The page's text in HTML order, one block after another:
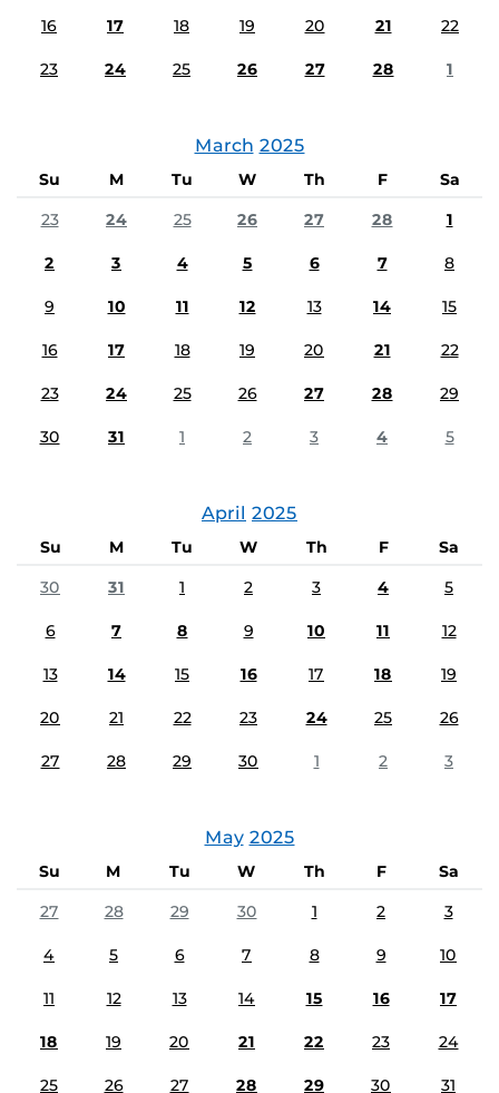
16 17 18 19 20 21 22
23 24 25 26 27 28 1
March 2025
Su M Tu W Th F
Sa
23
24 25 26 27 28 1
2 3 4 5 6 7 8
9 10 11 12 13 14 15
16 17 18 19 20 21 22
23 24 25 26 27 28 29
30 31 1 2 3 4 5
April 2025
Su M Tu W Th F
Sa
30
31 1 2 3 4 5
6 7 8 9 10 11 12
13 14 15 16 17 18 19
20 21 22 23 24 25 26
27 28 29 30 1 2 3
May 2025
Su M Tu W Th F
Sa
27
28 29 30 1 2 3
4 5 6 7 8 9 10
11 12 13 14 15 16 17
18 19 20 21 22 23 24
25 26 27 28 29 30 31